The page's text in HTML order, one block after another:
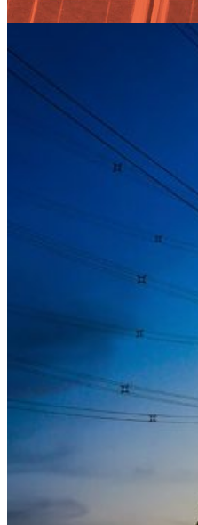
La entrada del
medidas
epidemia del
harán subir la